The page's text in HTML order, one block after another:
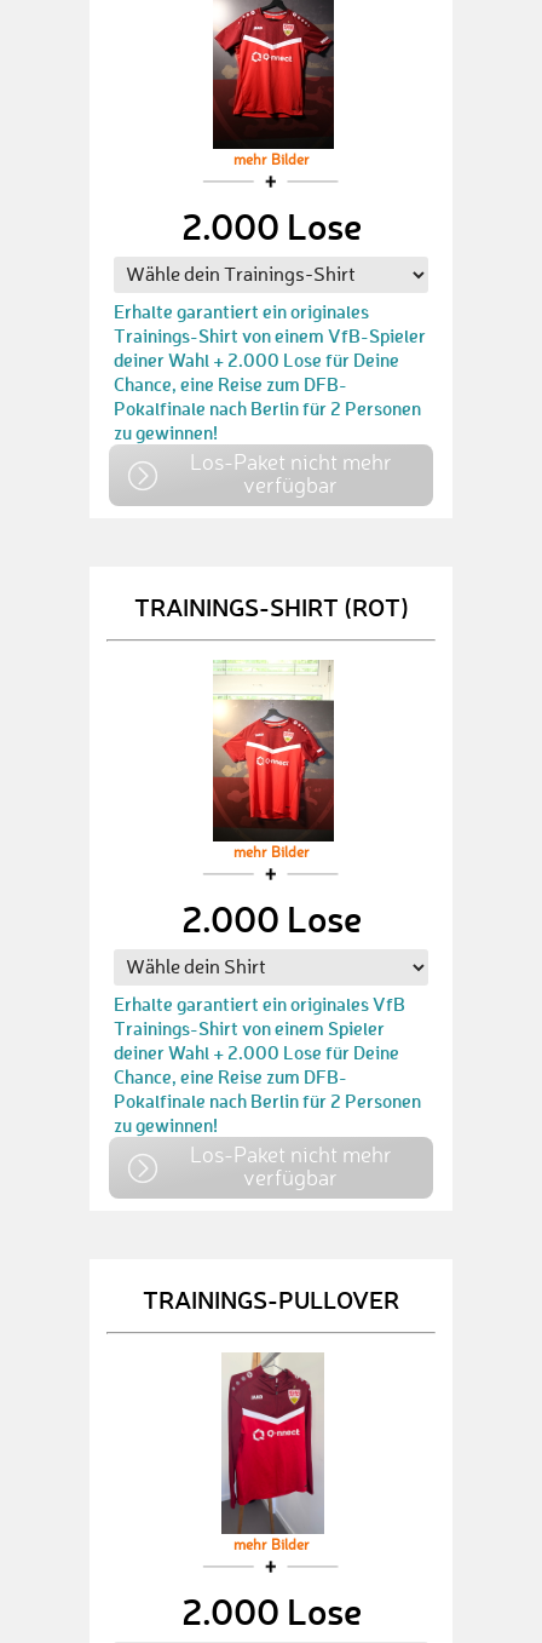
mehr Bilder
2.000 Lose
Erhalte garantiert ein originales
Trainings-Shirt von einem VfB-Spieler
deiner Wahl + 2.000 Lose für Deine
Chance, eine Reise zum DFB-
Pokalfinale nach Berlin für 2 Personen
zu gewinnen!
Los-Paket nicht mehr
verfügbar
TRAININGS-SHIRT (ROT)
mehr Bilder
2.000 Lose
Erhalte garantiert ein originales VfB
Trainings-Shirt von einem Spieler
deiner Wahl + 2.000 Lose für Deine
Chance, eine Reise zum DFB-
Pokalfinale nach Berlin für 2 Personen
zu gewinnen!
Los-Paket nicht mehr
verfügbar
TRAININGS-PULLOVER
mehr Bilder
2.000 Lose